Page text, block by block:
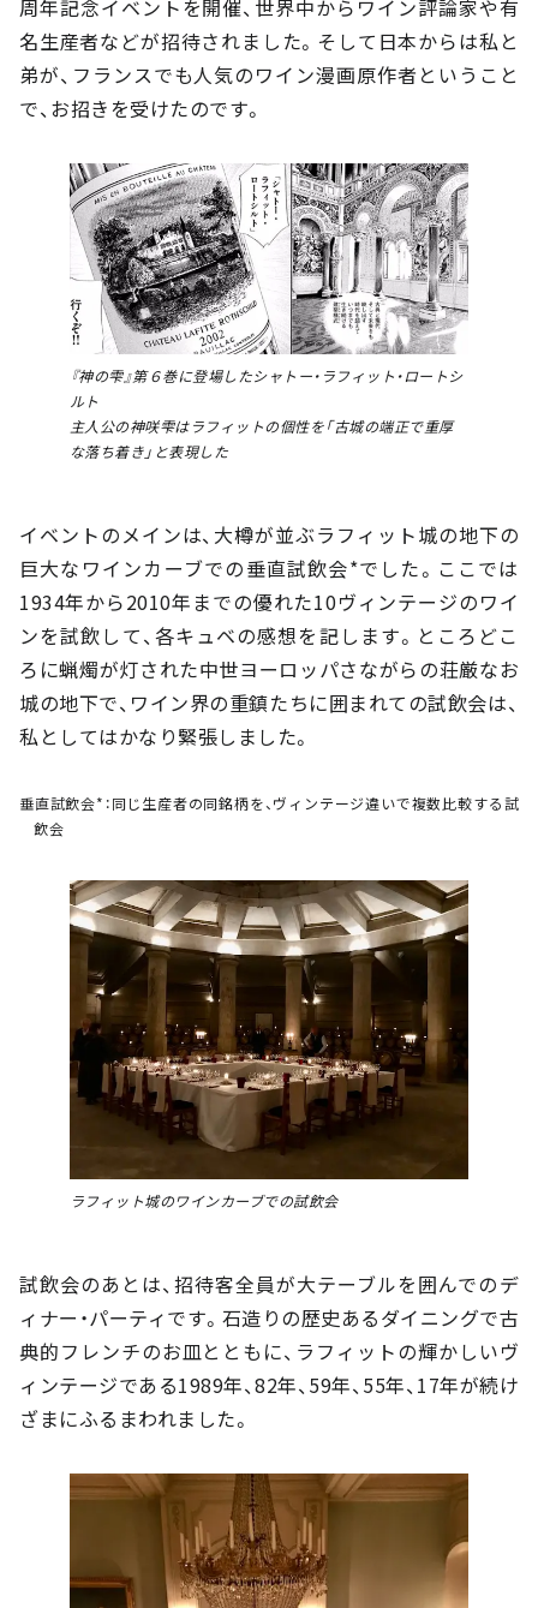
周年記念イベントを開催、世界中からワイン評論家や有
名生産者などが招待されました。そして日本からは私と
弟が、フランスでも人気のワイン漫画原作者ということ
で、お招きを受けたのです。
『神の雫』第６巻に登場したシャトー・ラフィット・ロートシ
ルト
主人公の神咲雫はラフィットの個性を「古城の端正で重厚
な落ち着き」と表現した
イベントのメインは、大樽が並ぶラフィット城の地下の
巨大なワインカーブでの垂直試飲会*でした。ここでは
1934年から2010年までの優れた10ヴィンテージのワイ
ンを試飲して、各キュベの感想を記します。ところどこ
ろに蝋燭が灯された中世ヨーロッパさながらの荘厳なお
城の地下で、ワイン界の重鎮たちに囲まれての試飲会は、
私としてはかなり緊張しました。
垂直試飲会*：同じ生産者の同銘柄を、ヴィンテージ違いで複数比較する試
飲会
ラフィット城のワインカーブでの試飲会
試飲会のあとは、招待客全員が大テーブルを囲んでのデ
ィナー・パーティです。石造りの歴史あるダイニングで古
典的フレンチのお皿とともに、ラフィットの輝かしいヴ
ィンテージである1989年、82年、59年、55年、17年が続け
ざまにふるまわれました。